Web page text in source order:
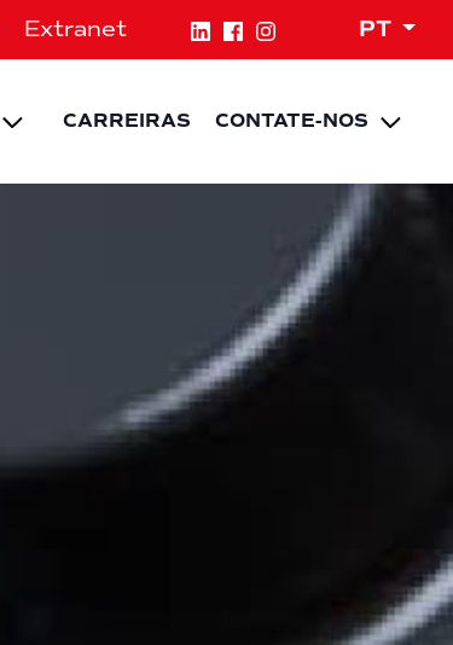
Extranet PT
Expand child menu
CARREIRAS CONTATE-NOS